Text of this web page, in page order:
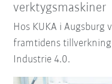
verktygsmaskiner
Hos KUKA i Augsburg
framtidens
Industrie 4.0.